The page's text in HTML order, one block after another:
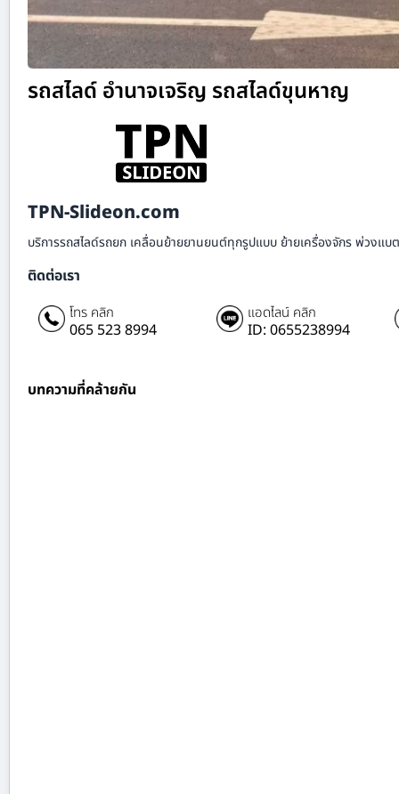
รถสไลด์ อำนาจเจริญ รถสไลด์ขุนหาญ
TPN-Slideon.com
บริการรถสไลด์รถยก เคลื่อนย้ายยานยนต์ทุกรูปแบบ ย้ายเครื่องจักร พ่วงแบต
ติดต่อเรา
โทร คลิก
065 523 8994
แอดไลน์ คลิก
ID: 0655238994
บทความที่คล้ายกัน